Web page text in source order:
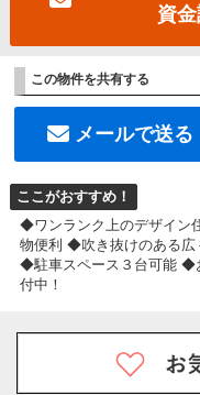
資
この物件を共有する
メールで送る
ここがおすすめ！
◆ワンランク上のデザイン
物便利 ◆吹き抜けのある広
◆駐車スペース３台可能 ◆
付中！